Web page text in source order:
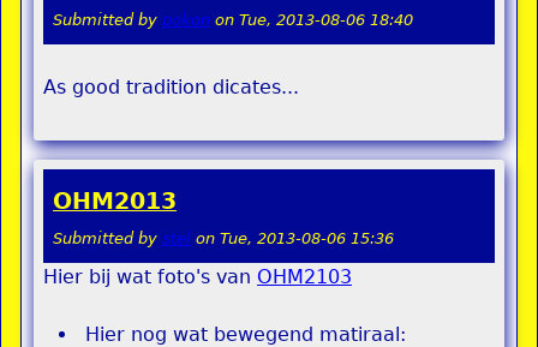
Submitted by pokon on Tue, 2013-08-06 18:40
As good tradition dicates...
OHM2013
Submitted by stel on Tue, 2013-08-06 15:36
Hier bij wat foto's van OHM2103
Hier nog wat bewegend matiraal: